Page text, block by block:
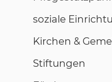
soziale
Kirchen &
Stiftungen